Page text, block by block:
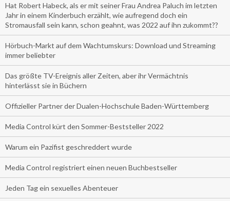
Hat Robert Habeck, als er mit seiner Frau Andrea Paluch im letzten
Jahr in einem Kinderbuch erzählt, wie aufregend doch ein
Stromausfall sein kann, schon geahnt, was 2022 auf ihn zukommt??
Hörbuch-Markt auf dem Wachtumskurs: Download und Streaming
immer beliebter
Das größte TV-Ereignis aller Zeiten, aber ihr Vermächtnis
hinterlässt sie in Büchern
Offizieller Partner der Dualen-Hochschule Baden-Württemberg
Media Control kürt den Sommer-Beststeller 2022
Warum ein Pazifist geschreddert wurde
Media Control registriert einen neuen Buchbestseller
Jeden Tag ein sexuelles Abenteuer